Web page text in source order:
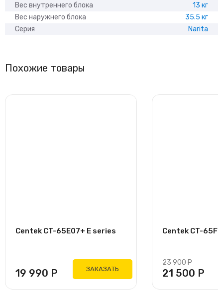
Вес внутреннего блока
13 кг
Вес наружнего блока
35.5 кг
Серия
Narita
Похожие товары
Centek CT-65E07+ E series
19 990 Р ЗАКАЗАТЬ
Centek CT-
23 900Р
21 500 Р